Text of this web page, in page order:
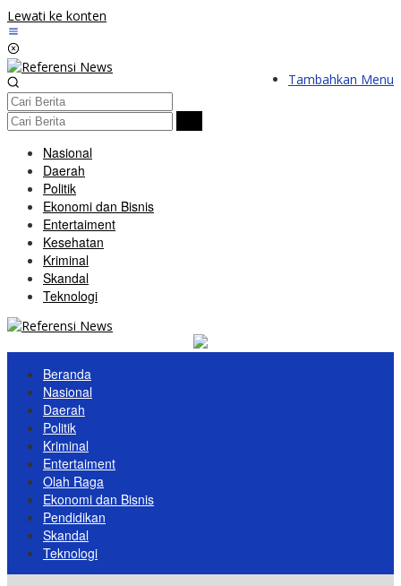
Lewati ke konten
Tambahkan Menu
Nasional
Daerah
Politik
Ekonomi dan Bisnis
Entertaiment
Kesehatan
Kriminal
Skandal
Teknologi
Beranda
Nasional
Daerah
Politik
Kriminal
Entertaiment
Olah Raga
Ekonomi dan Bisnis
Pendidikan
Skandal
Teknologi